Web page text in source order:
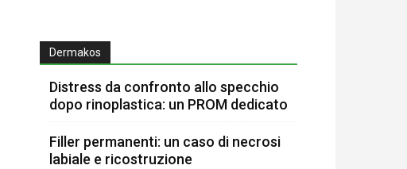
Dermakos
Distress da confronto allo specchio
dopo rinoplastica: un PROM dedicato
Filler permanenti: un caso di necrosi
labiale e ricostruzione